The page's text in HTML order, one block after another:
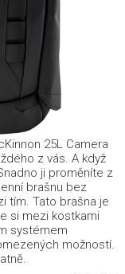
25L Camera
z vás. A když
ji proměníte z
brašnu bez
tím. Tato brašna je
si mezi kostkami
systémem
možností.